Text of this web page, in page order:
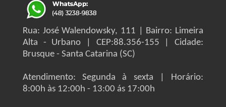
Rua: José Walendowsky, 111 | Bairro: Limeira
Alta - Urbano | CEP:88.356-155 | Cidade:
Brusque - Santa Catarina (SC)
Atendimento: Segunda à sexta | Horário:
8:00h às 12:00h - 13:00 ás 17:00h